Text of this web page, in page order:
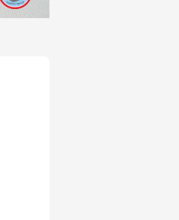
aux 2 éclats blancs.